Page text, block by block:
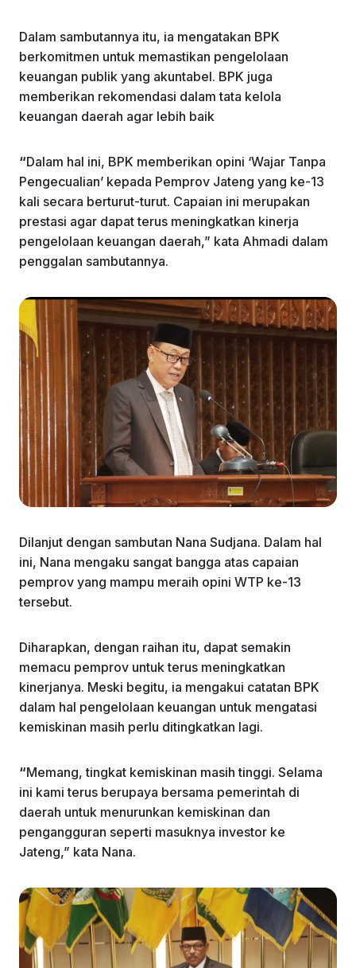
Dalam sambutannya itu, ia mengatakan BPK
berkomitmen untuk memastikan pengelolaan
keuangan publik yang akuntabel. BPK juga
memberikan rekomendasi dalam tata kelola
keuangan daerah agar lebih baik
“Dalam hal ini, BPK memberikan opini ‘Wajar Tanpa
Pengecualian’ kepada Pemprov Jateng yang ke-13
kali secara berturut-turut. Capaian ini merupakan
prestasi agar dapat terus meningkatkan kinerja
pengelolaan keuangan daerah,” kata Ahmadi dalam
penggalan sambutannya.
Dilanjut dengan sambutan Nana Sudjana. Dalam hal
ini, Nana mengaku sangat bangga atas capaian
pemprov yang mampu meraih opini WTP ke-13
tersebut.
Diharapkan, dengan raihan itu, dapat semakin
memacu pemprov untuk terus meningkatkan
kinerjanya. Meski begitu, ia mengakui catatan BPK
dalam hal pengelolaan keuangan untuk mengatasi
kemiskinan masih perlu ditingkatkan lagi.
“Memang, tingkat kemiskinan masih tinggi. Selama
ini kami terus berupaya bersama pemerintah di
daerah untuk menurunkan kemiskinan dan
pengangguran seperti masuknya investor ke
Jateng,” kata Nana.